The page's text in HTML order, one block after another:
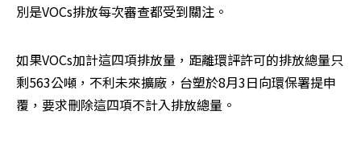
別是VOCs排放每次審查都受到關注。
如果VOCs加計這四項排放量，距離環評許可的排放總量只
剩563公噸，不利未來擴廠，台塑於8月3日向環保署提申
覆，要求刪除這四項不計入排放總量。